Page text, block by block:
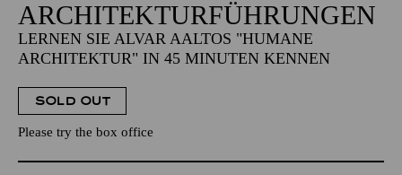
ARCHITEKTUR­FÜHRUNGEN
LERNEN SIE ALVAR AALTOS "HUMANE
ARCHITEKTUR" IN 45 MINUTEN KENNEN
SOLD OUT
Please try the box office